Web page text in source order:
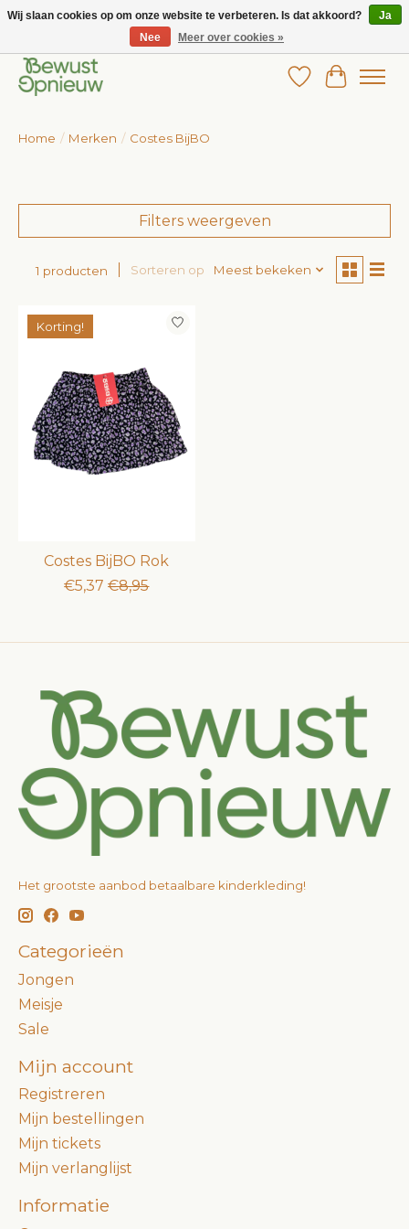
Wij bieden het grootste aanbod in betaalbare kinderkleding!
Verlanglijst
Home / Merken / Costes BijBO
Filters weergeven
1 producten Sorteren op Meest bekeken
Korting!
Costes BijBO Rok
€5,37 €8,95
Het grootste aanbod betaalbare kinderkleding!
Categorieën
Jongen
Meisje
Sale
Mijn account
Registreren
Mijn bestellingen
Mijn tickets
Mijn verlanglijst
Informatie
Wij slaan cookies op om onze website te verbeteren. Is dat akkoord?
Ja
Nee
Meer over cookies »